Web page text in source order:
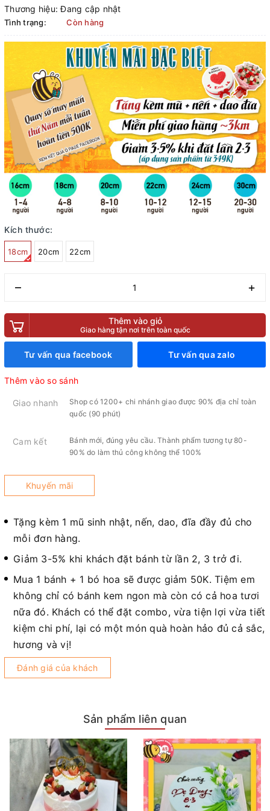
Thương hiệu: Đang cập nhật
Tình trạng: Còn hàng
Kích thước:
18cm 20cm 22cm
– +
Thêm vào giỏ
Giao hàng tận nơi trên toàn quốc
Tư vấn qua facebook Tư vấn qua zalo
Thêm vào so sánh
Giao nhanh
Shop có 1200+ chi nhánh giao được 90% địa chỉ toàn
quốc (90 phút)
Cam kết
Bánh mới, đúng yêu cầu. Thành phẩm tương tự 80-
90% do làm thủ công không thể 100%
Khuyến mãi
Tặng kèm 1 mũ sinh nhật, nến, dao, đĩa đầy đủ cho
mỗi đơn hàng.
Giảm 3-5% khi khách đặt bánh từ lần 2, 3 trở đi.
Mua 1 bánh + 1 bó hoa sẽ được giảm 50K. Tiệm em
không chỉ có bánh kem ngon mà còn có cả hoa tươi
nữa đó. Khách có thể đặt combo, vừa tiện lợi vừa tiết
kiệm chi phí, lại có một món quà hoàn hảo đủ cả sắc,
hương và vị!
Đánh giá của khách
Sản phẩm liên quan